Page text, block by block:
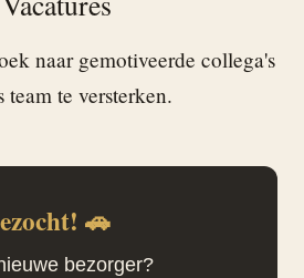
naar gemotiveerde collega's
team te versterken.
🚗
bezorger?